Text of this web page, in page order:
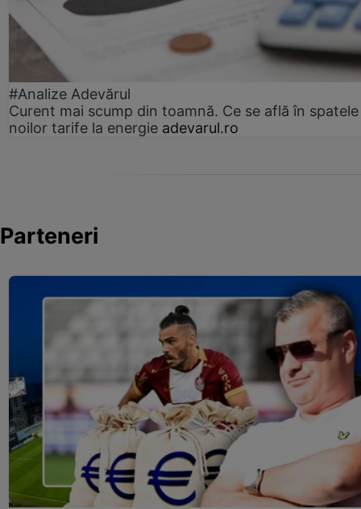
#Analize Adevărul
Curent mai scump din toamnă. Ce se află în spatele
noilor tarife la energie adevarul.ro
Parteneri